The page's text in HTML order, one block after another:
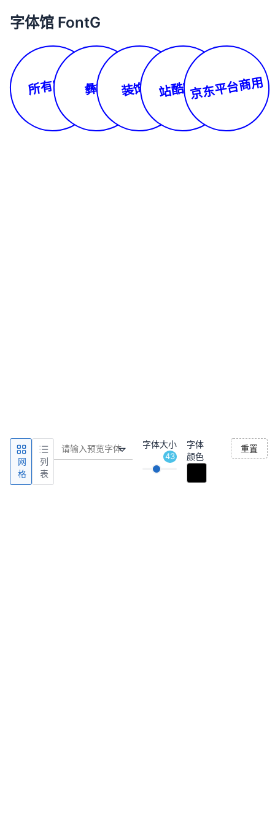
字体馆 FontG
所有字体 彝文 装饰体站酷字库京东平台商用
网
格
列
表
字体大小
43
字体
颜色
重置